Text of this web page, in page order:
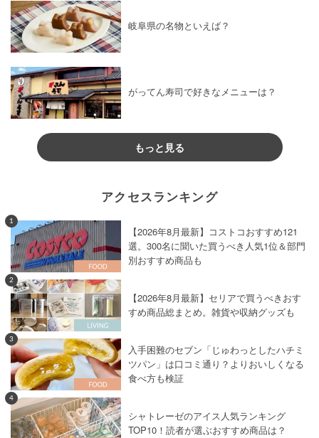
岐阜県の名物といえば？
がってん寿司で好きなメニューは？
もっと見る
アクセスランキング
1
【2026年8月最新】コストコおすすめ121
選。300名に聞いた買うべき人気1位＆部門
別おすすめ商品も
2
【2026年8月最新】セリアで買うべきおす
すめ商品総まとめ。雑貨や収納グッズも
3
入手困難のセブン「じゅわっとしたハチミ
ツパン」は口コミ通り？よりおいしくなる
食べ方も検証
4
シャトレーゼのアイス人気ランキング
TOP10！読者が選ぶおすすめ商品は？